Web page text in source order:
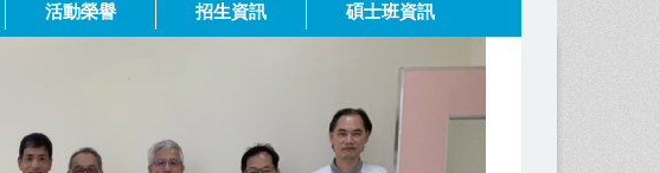
活動榮譽 招生資訊 碩士班資訊